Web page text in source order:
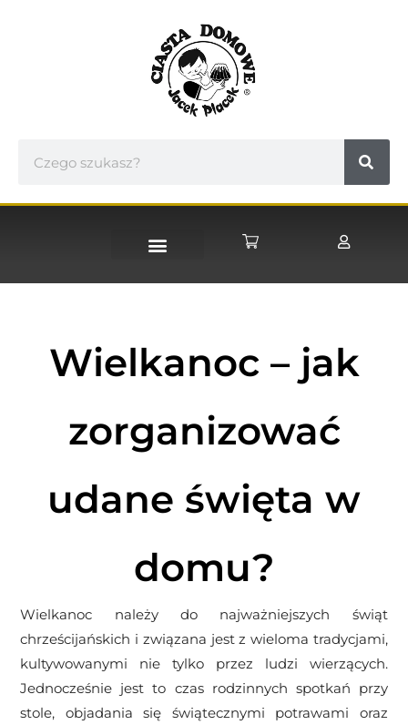
Wielkanoc – jak
zorganizować
udane święta w
domu?
Wielkanoc należy do najważniejszych świąt
chrześcijańskich i związana jest z wieloma tradycjami,
kultywowanymi nie tylko przez ludzi wierzących.
Jednocześnie jest to czas rodzinnych spotkań przy
stole, objadania się świątecznymi potrawami oraz